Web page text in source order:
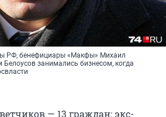
РФ, бенефициары «Макфы» Михаил
занимались бизнесом, когда
— 13 граждан: экс-